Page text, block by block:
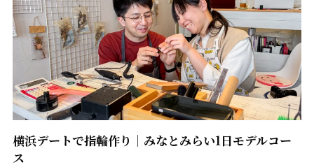
横浜デートで指輪作り｜みなとみらい1日モデルコー
ス